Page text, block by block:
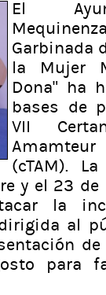
El
Garbinada
la Mujer
Dona” ha
bases de
VII
(cTAM).
y el 23
la
al
para